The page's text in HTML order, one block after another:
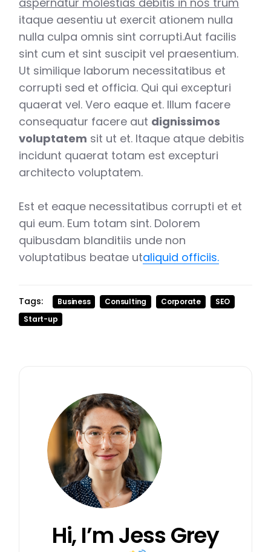
itaque aesentiu ut exercit ationem nulla
nulla culpa omnis sint corrupti.Aut facilis
sint cum et sint suscipit vel praesentium.
Ut similique laborum necessitatibus et
corrupti sed et officia. Qui qui excepturi
quaerat vel. Vero eaque et. Illum facere
consequatur facere aut dignissimos
voluptatem sit ut et. Itaque atque debitis
incidunt quaerat totam est excepturi
architecto voluptatem.
Est et eaque necessitatibus corrupti et et
qui eum. Eum totam sint. Dolorem
quibusdam blanditiis unde non
voluptatibus beatae utaliquid officiis.
Tags: Business Consulting Corporate
SEO
Start-up
Hi, I’mJess Grey